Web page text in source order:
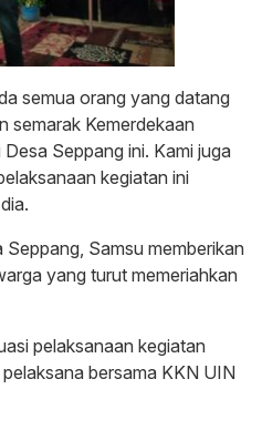
semua orang yang datang
semarak Kemerdekaan
Seppang ini. Kami juga
kegiatan ini
Samsu memberikan
yang turut memeriahkan
pelaksanaan kegiatan
bersama KKN UIN